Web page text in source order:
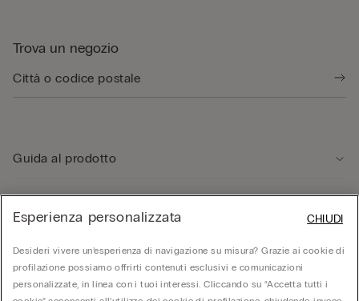
Trova un negozio
Guida al prodotto
Area Legale
Esperienza personalizzata
Desideri vivere un’esperienza di navigazione su misura? Grazie ai cookie di
profilazione possiamo offrirti contenuti esclusivi e comunicazioni
personalizzate, in linea con i tuoi interessi. Cliccando su “Accetta tutti i
CHIUDI